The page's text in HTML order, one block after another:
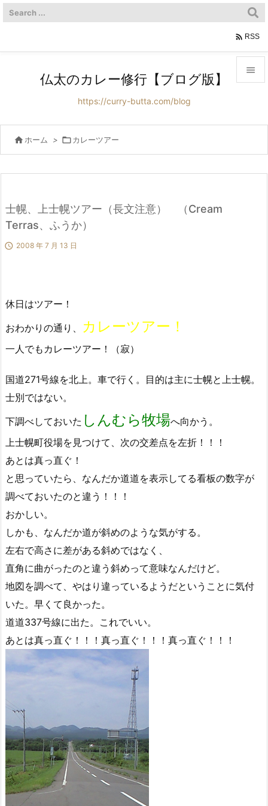



 RSS
仏太のカレー修行【ブログ版】
https://curry-butta.com/blog
 ホーム >  カレーツアー
士幌、上士幌ツアー（長文注意） （Cream
Terras、ふうか）
 2008 年 7 月 13 日
休日はツアー！
おわかりの通り、
カレーツアー！
一人でもカレーツアー！（寂）
国道271号線を北上。車で行く。目的は主に士幌と上士幌。
士別ではない。
下調べしておいた しんむら牧場へ向かう。
上士幌町役場を見つけて、次の交差点を左折！！！
あとは真っ直ぐ！
と思っていたら、なんだか道道を表示してる看板の数字が
調べておいたのと違う！！！
おかしい。
しかも、なんだか道が斜めのような気がする。
左右で高さに差がある斜めではなく、
直角に曲がったのと違う斜めって意味なんだけど。
地図を調べて、やはり違っているようだということに気付
いた。早くて良かった。
道道337号線に出た。これでいい。
あとは真っ直ぐ！！！真っ直ぐ！！！真っ直ぐ！！！